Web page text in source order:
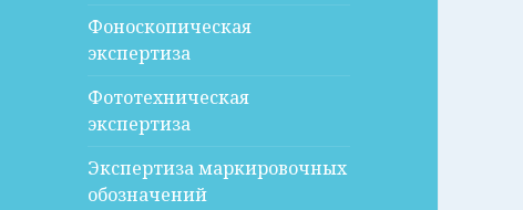
Фоноскопическая
экспертиза
Фототехническая
экспертиза
Экспертиза маркировочных
обозначений